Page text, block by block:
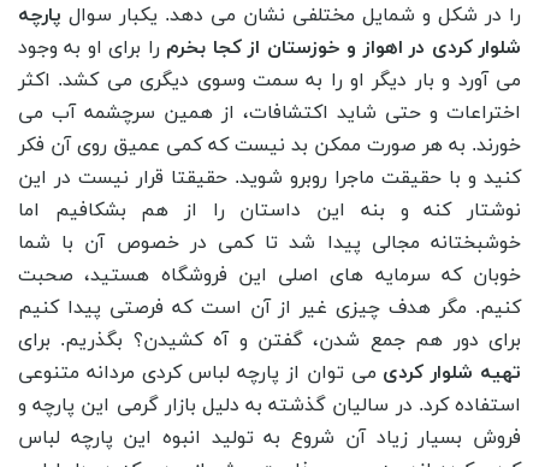
را در شکل و شمایل مختلفی نشان می دهد. یکبار سوال پارچه
شلوار کردی در اهواز و خوزستان از کجا بخرم را برای او به وجود
می آورد و بار دیگر او را به سمت وسوی دیگری می کشد. اکثر
اختراعات و حتی شاید اکتشافات، از همین سرچشمه آب می
خورند. به هر صورت ممکن بد نیست که کمی عمیق روی آن فکر
کنید و با حقیقت ماجرا روبرو شوید. حقیقتا قرار نیست در این
نوشتار کنه و بنه این داستان را از هم بشکافیم اما
خوشبختانه مجالی پیدا شد تا کمی در خصوص آن با شما
خوبان که سرمایه های اصلی این فروشگاه هستید، صحبت
کنیم. مگر هدف چیزی غیر از آن است که فرصتی پیدا کنیم
برای دور هم جمع شدن، گفتن و آه کشیدن؟ بگذریم. برای
تهیه شلوار کردی می ‌توان از پارچه لباس کردی مردانه متنوعی
استفاده کرد. در سالیان گذشته به دلیل بازار گرمی این پارچه و
فروش بسیار زیاد آن شروع به تولید انبوه این پارچه لباس